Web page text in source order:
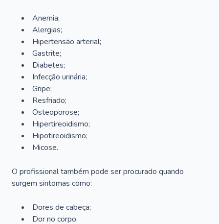
Anemia;
Alergias;
Hipertensão arterial;
Gastrite;
Diabetes;
Infecção urinária;
Gripe;
Resfriado;
Osteoporose;
Hipertireoidismo;
Hipotireoidismo;
Micose.
O profissional também pode ser procurado quando
surgem sintomas como:
Dores de cabeça;
Dor no corpo;